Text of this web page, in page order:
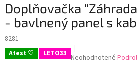
Doplňovačka
- bavlnený panel s
8281
Atest ♡ LETO33 Priemerné
Neohodnotené